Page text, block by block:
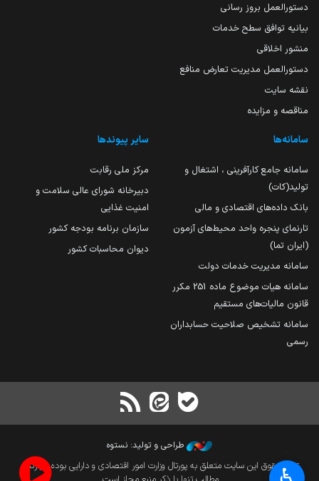
دستورالعمل بروز رسانی
بیانیه توافق سطح خدمات
منشور اخلاقی
دستورالعمل مدیریت تعارض منافع
نقشه سایت
مناقصه و مزایده
سامانه‌ها
سامانه جامع کارآفرینی ، اشتغال و
تولید(کات)
بانک داده‌های اقتصادی و مالی
تارنمای پنجره واحد محیط‌های آزمون
(ایران تما)
سامانه مدیریت خدمات دولت
سامانه هیات موضوع ماده 251 مکرر
قانون مالیات‌های مستقیم
سامانه تشخیص صلاحیت حسابداران
رسمی
سایر پیوندها
مرکز ملی رقابت
دبیرخانه شورای عالی سلامت و
امنیت غذایی
سازمان برنامه بودجه کشور
دیوان محاسبات کشور
طراحی و تولید: نستوه
تمام حقوق این سایت متعلق به پورتال وزارت امور اقتصادی و دارایی بوده و بازنشر